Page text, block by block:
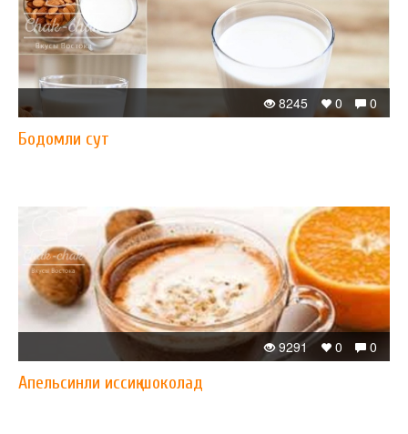
0
0
8245
Бодомли сут
0
0
9291
Апельсинли иссиқ шоколад